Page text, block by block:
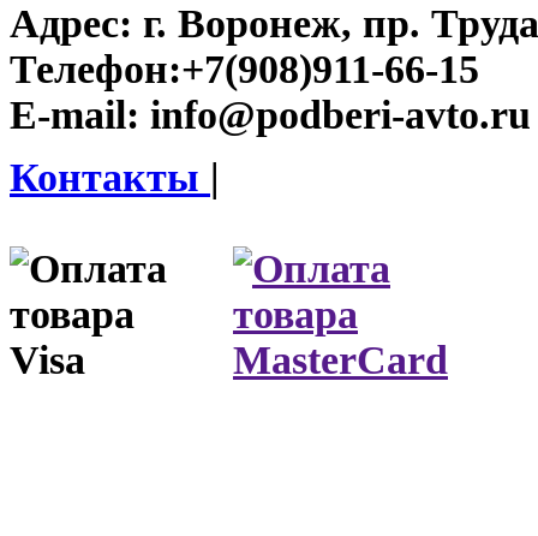
Адрес: г. Воронеж, пр.
Телефон:+7(908)911-66-15
E-mail: info@podberi-avto.ru
Контакты |